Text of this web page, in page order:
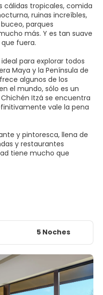
cálidas tropicales, comida
ruinas increíbles,
parques
más. Y es tan suave
fuera.
para explorar todos
Maya y la Península de
algunos de los
el mundo, sólo es un
Itzá se encuentra
vale la pena
y pintoresca, llena de
y restaurantes
tiene mucho que
5 Noches